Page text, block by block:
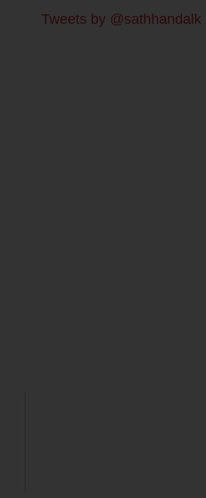
Tweets by @sathhandalk